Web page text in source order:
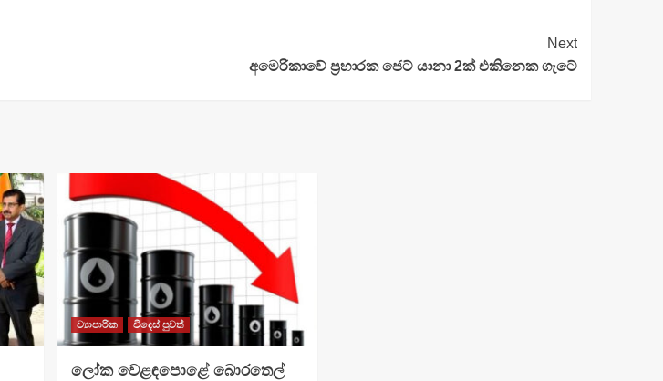
Next
අමෙරිකාවේ ප්‍රහාරක ජෙට් යානා 2ක් එකිනෙක ගැටේ
ව්‍යාපාරික විදෙස් පුවත්
ලෝක වෙළඳපොළේ බොරතෙල්